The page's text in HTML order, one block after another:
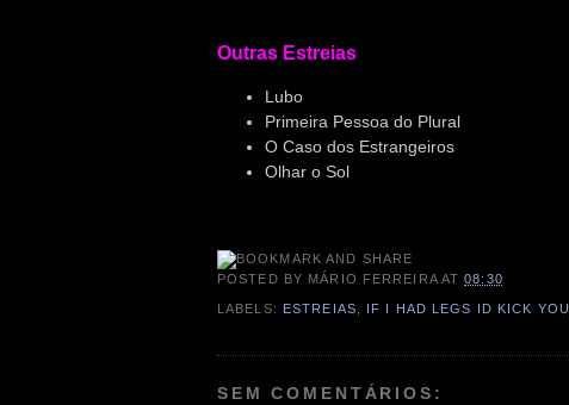
Outras Estreias
Lubo
Primeira Pessoa do Plural
O Caso dos Estrangeiros
Olhar o Sol
POSTED BY MÁRIO FERREIRA AT08:30
LABELS: ESTREIAS IF I HAD LEGS ID KICK YOU
SEM COMENTÁRIOS: